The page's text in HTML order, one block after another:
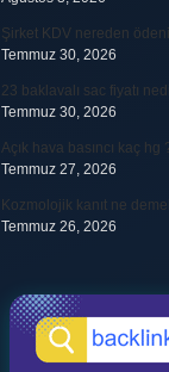
Şirket KDV nereden
Temmuz 30, 2026
23 baklavalı sac fiyatı
Temmuz 30, 2026
Açık hava basıncı kaç hg
Temmuz 27, 2026
Kozmolojik kanıt ne
Temmuz 26, 2026